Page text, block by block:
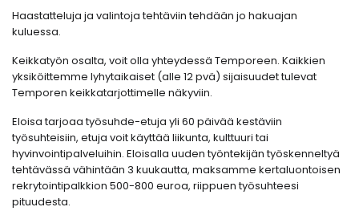
Haastatteluja ja valintoja tehtäviin tehdään jo hakuajan
kuluessa.
Keikkatyön osalta, voit olla yhteydessä Temporeen. Kaikkien
yksiköittemme lyhytaikaiset (alle 12 pvä) sijaisuudet tulevat
Temporen keikkatarjottimelle näkyviin.
Eloisa tarjoaa työsuhde-etuja yli 60 päivää kestäviin
työsuhteisiin, etuja voit käyttää liikunta, kulttuuri tai
hyvinvointipalveluihin. Eloisalla uuden työntekijän työskenneltyä
tehtävässä vähintään 3 kuukautta, maksamme kertaluontoisen
rekrytointipalkkion 500-800 euroa, riippuen työsuhteesi
pituudesta.